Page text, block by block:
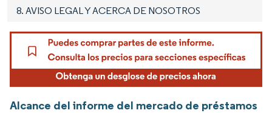
8. AVISO LEGAL Y ACERCA DE NOSOTROS
Alcance del informe del mercado de préstamos